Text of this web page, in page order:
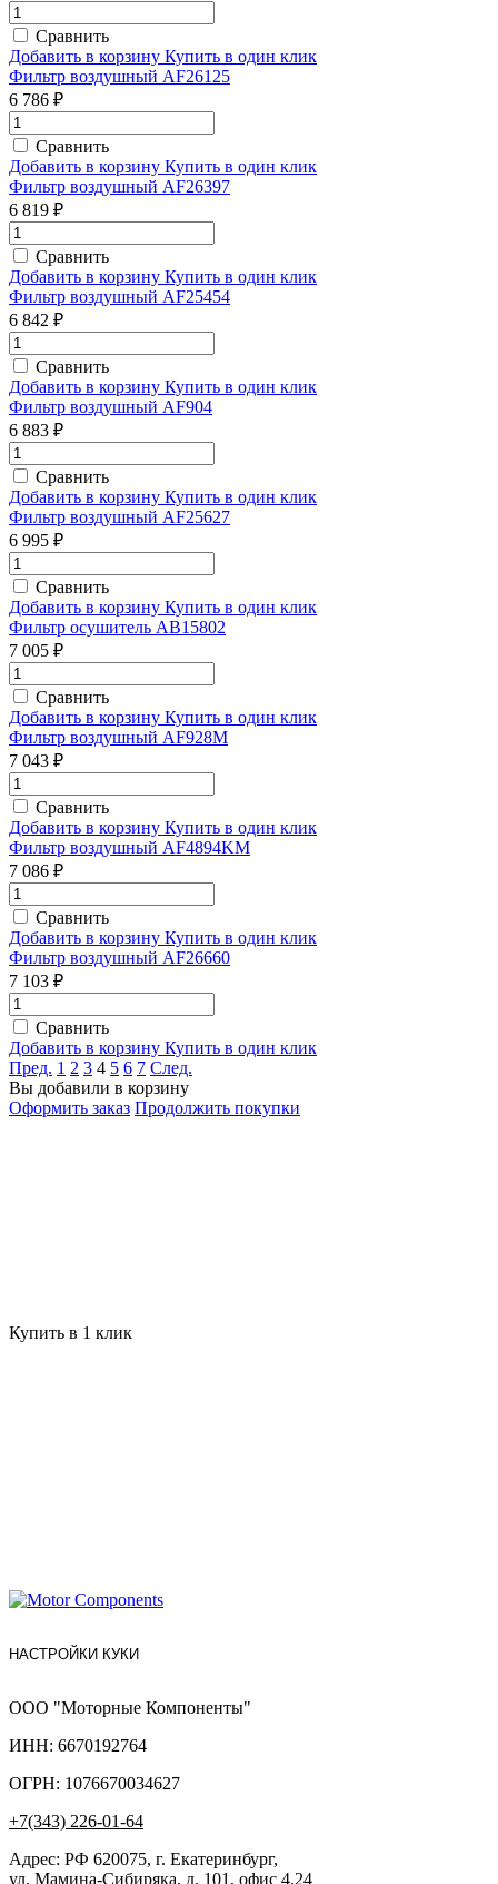
Сравнить
Добавить в корзину Купить в один клик
Фильтр воздушный AF26125
6 786 ₽
Сравнить
Добавить в корзину Купить в один клик
Фильтр воздушный AF26397
6 819 ₽
Сравнить
Добавить в корзину Купить в один клик
Фильтр воздушный AF25454
6 842 ₽
Сравнить
Добавить в корзину Купить в один клик
Фильтр воздушный AF904
6 883 ₽
Сравнить
Добавить в корзину Купить в один клик
Фильтр воздушный AF25627
6 995 ₽
Сравнить
Добавить в корзину Купить в один клик
Фильтр осушитель AB15802
7 005 ₽
Сравнить
Добавить в корзину Купить в один клик
Фильтр воздушный AF928M
7 043 ₽
Сравнить
Добавить в корзину Купить в один клик
Фильтр воздушный AF4894KM
7 086 ₽
Сравнить
Добавить в корзину Купить в один клик
Фильтр воздушный AF26660
7 103 ₽
Сравнить
Добавить в корзину Купить в один клик
Пред. 1 2 3 4 5 6 7 След.
Вы добавили в корзину
Оформить заказ Продолжить покупки
Купить в 1 клик
НАСТРОЙКИ КУКИ
ООО "Моторные Компоненты"
ИНН: 6670192764
ОГРН: 1076670034627
+7(343) 226-01-64
Адрес: РФ 620075, г. Екатеринбург,
ул. Мамина-Сибиряка, д. 101, офис 4.24